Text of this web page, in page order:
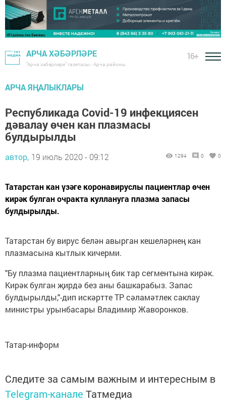
АРЧА ХӘБӘРЛӘРЕ
"Арча хәбәрләре" газетасы - Арча районы
16+
АРЧА ЯҢАЛЫКЛАРЫ
Республикада Covid-19 инфекциясен
дәвалау өчен кан плазмасы
булдырылды
автор, 19 июль 2020 - 09:12 1294 0 0
Татарстан кан үзәге коронавируслы пациентлар өчен
кирәк булган очракта куллануга плазма запасы
булдырылды.
Татарстан бу вирус белән авырган кешеләрнең кан
плазмасына кытлык кичерми.
"Бу плазма пациентларның бик тар сегментына кирәк.
Кирәк булган җирдә без аны башкарабыз. Запас
булдырылды,"-дип искәртте ТР сәламәтлек саклау
министры урынбасары Владимир Жаворонков.
Татар-информ
Следите за самым важным и интересным в
Telegram-канале Татмедиа